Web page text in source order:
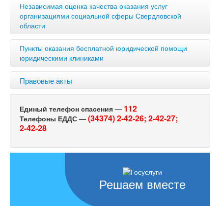
Независимая оценка качества оказания услуг
организациями социальной сферы Свердловской
области
Пункты оказания бесплатной юридической помощи
юридическими клиниками
Правовые акты
Единый телефон спасения — 112
Телефоны ЕДДС — (34374) 2-42-26; 2-42-27;
2-42-28
Решаем вместе